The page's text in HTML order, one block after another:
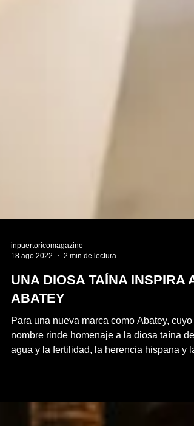
18 ago 2022
2 min de lectura
UNA DIOSA TAÍNA INSPIRA A
ABATEY
Para una nueva marca como Abatey, cuyo
nombre rinde homenaje a la diosa taína del